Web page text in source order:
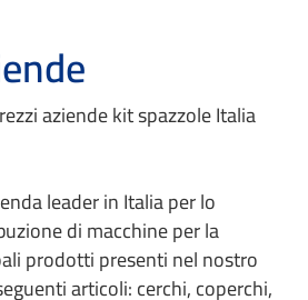
aziende kit spazzole Italia
leader in Italia per lo
di macchine per la
prodotti presenti nel nostro
articoli: cerchi, coperchi,